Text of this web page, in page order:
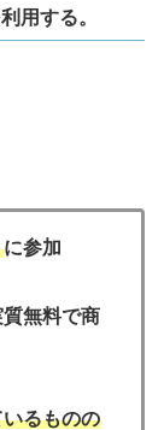
用する。
に参加
無料で商
るものの